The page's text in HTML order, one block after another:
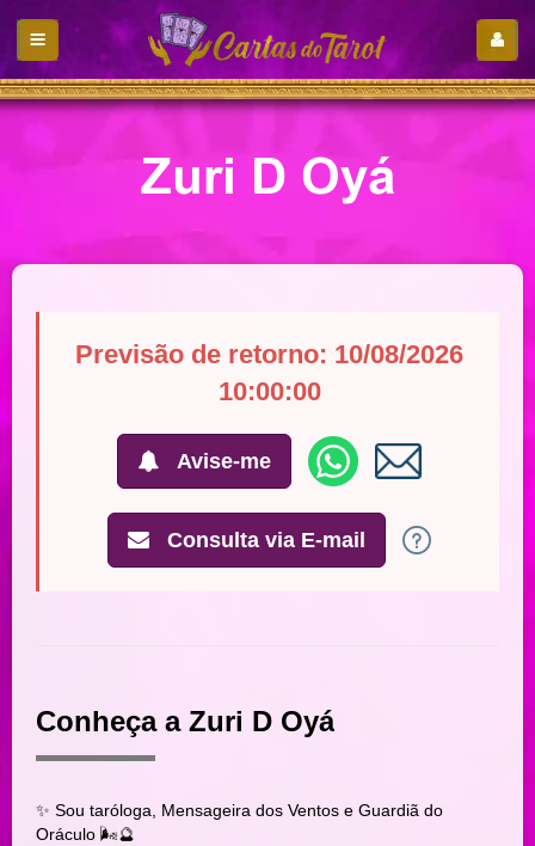
Zuri D Oyá
Previsão de retorno: 10/08/2026
10:00:00
Avise-me
Consulta via E-mail
Conheça a Zuri D Oyá
✨ Sou taróloga, Mensageira dos Ventos e Guardiã do
Oráculo 🌬️🔮